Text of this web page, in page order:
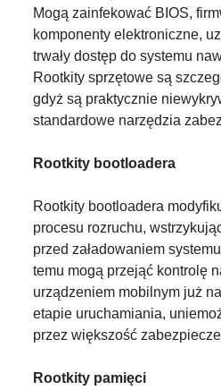
Mogą zainfekować BIOS,
komponenty elektroniczne,
trwały dostęp do systemu
Rootkity sprzętowe są
gdyż są praktycznie
standardowe narzędzia
Rootkity bootloadera
Rootkity bootloadera
procesu rozruchu,
przed załadowaniem
temu mogą przejąć kontrolę
urządzeniem mobilnym już
etapie uruchamiania,
przez większość
Rootkity pamięci